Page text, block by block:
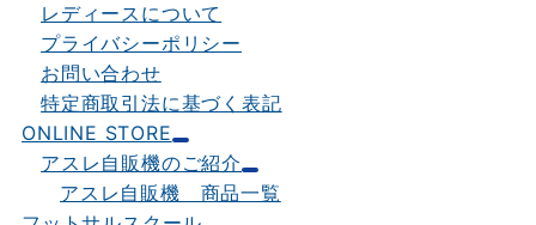
レディースについて
プライバシーポリシー
お問い合わせ
特定商取引法に基づく表記
ONLINE STORE
アスレ自販機のご紹介
アスレ自販機 商品一覧